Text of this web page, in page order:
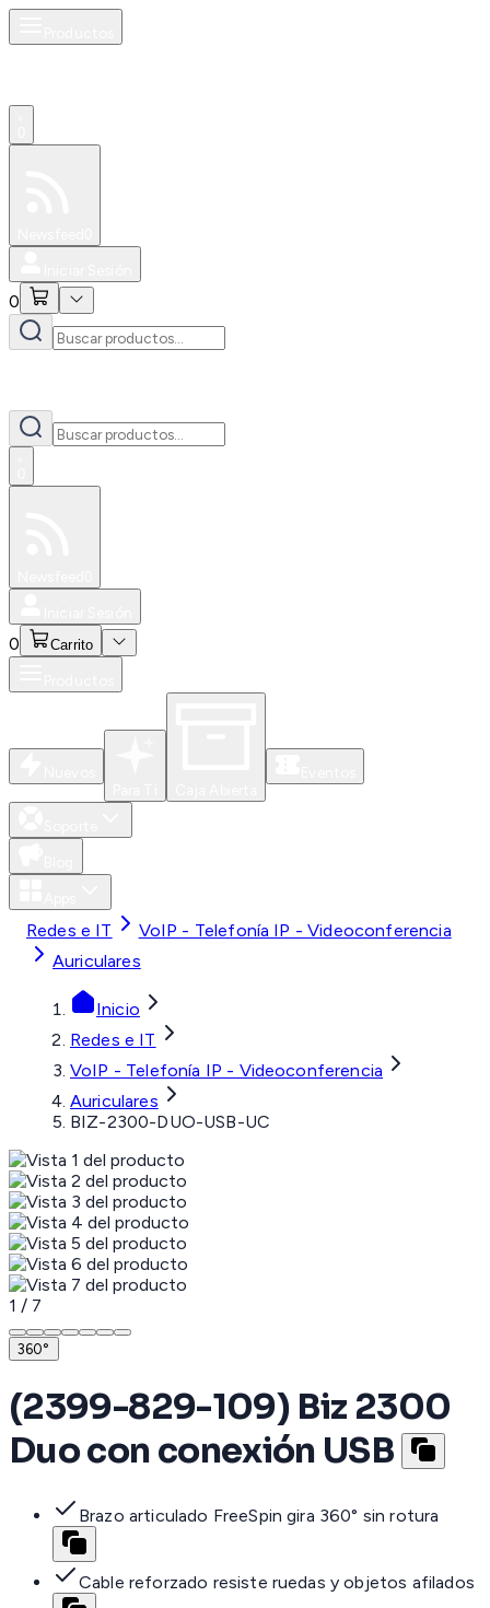
0
0 Carrito
Redes e IT
VoIP - Telefonía IP - Videoconferencia
Auriculares
Inicio
Redes e IT
VoIP - Telefonía IP - Videoconferencia
Auriculares
BIZ-2300-DUO-USB-UC
1 / 7
360°
(2399-829-109) Biz 2300
Duo con conexión USB
Brazo articulado FreeSpin gira 360° sin rotura
Cable reforzado resiste ruedas y objetos afilados